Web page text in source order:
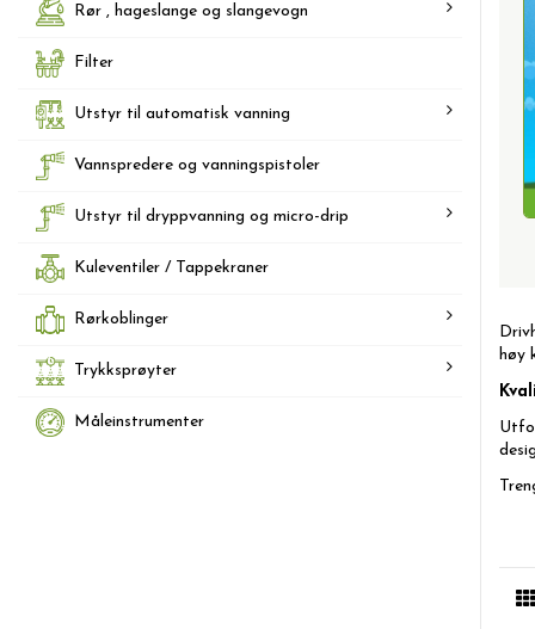
høy
Rør , hageslange og slangevogn
Filter
Utstyr til automatisk vanning
Vannspredere og vanningspistoler
Utstyr til dryppvanning og micro-drip
Kuleventiler / Tappekraner
Rørkoblinger
Trykksprøyter
Måleinstrumenter